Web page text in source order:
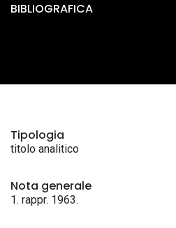
BIBLIOGRAFICA
Tipologia
titolo analitico
Nota generale
1. rappr. 1963.